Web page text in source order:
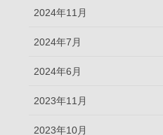
2024年11月
2024年7月
2024年6月
2023年11月
2023年10月